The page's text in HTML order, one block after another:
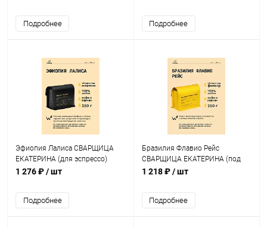
Подробнее Подробнее
Эфиопия Лалиса СВАРЩИЦА
ЕКАТЕРИНА (для эспрессо)
кофе в зернах, упак. 250 г.
1 276 ₽/ шт
Подробнее
Бразилия Флавио Рейс
СВАРЩИЦА ЕКАТЕРИНА (под
фильтр) кофе в зернах, упак.
1 218 ₽/ шт
Подробнее